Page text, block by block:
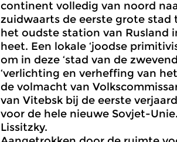
continent volledig van noord
zuidwaarts de eerste grote stad
het oudste station van Rusland
heet. Een lokale ‘joodse
om in deze ‘stad van de
‘verlichting en verheffing van
de volmacht van
van Vitebsk bij de eerste
voor de hele nieuwe Sovjet-
Lissitzky.